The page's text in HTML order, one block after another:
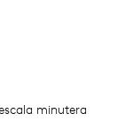
minutera